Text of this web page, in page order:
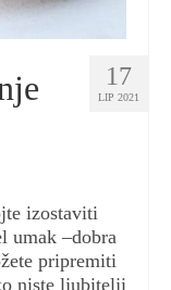
17
LIP 2021
izostaviti
umak –dobra
pripremiti
niste ljubitelji